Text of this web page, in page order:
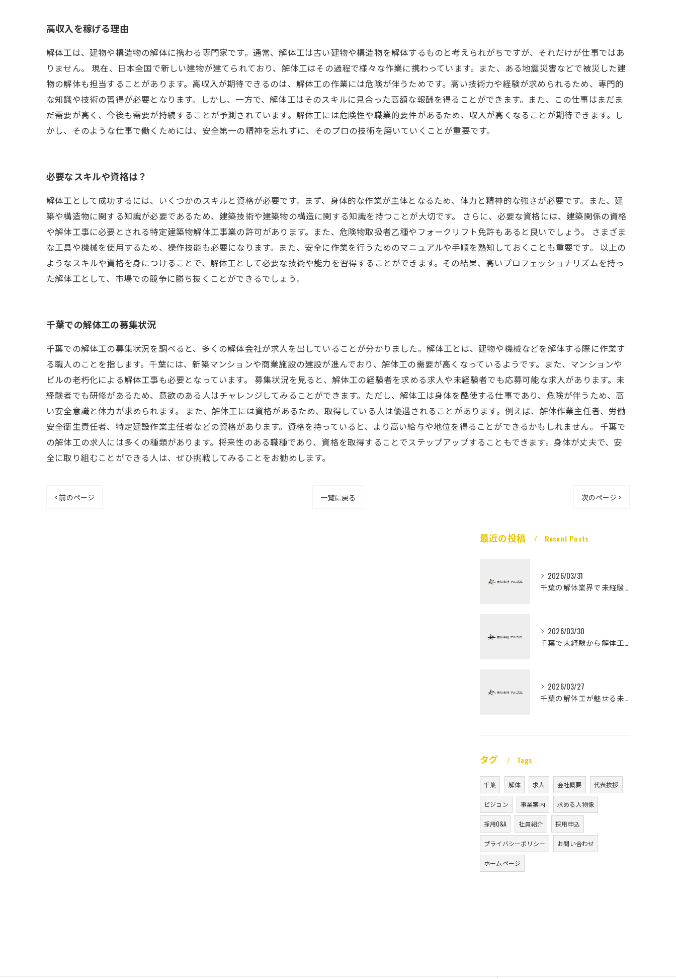
高収入を稼げる理由
解体工は、建物や構造物の解体に携わる専門家です。通常、解体工は古い建物や構造物を解体するものと考えられがちですが、それだけが仕事ではあ
りません。 現在、日本全国で新しい建物が建てられており、解体工はその過程で様々な作業に携わっています。また、ある地震災害などで被災した建
物の解体も担当することがあります。高収入が期待できるのは、解体工の作業には危険が伴うためです。高い技術力や経験が求められるため、専門的
な知識や技術の習得が必要となります。しかし、一方で、解体工はそのスキルに見合った高額な報酬を得ることができます。また、この仕事はまだま
だ需要が高く、今後も需要が持続することが予測されています。解体工には危険性や職業的要件があるため、収入が高くなることが期待できます。し
かし、そのような仕事で働くためには、安全第一の精神を忘れずに、そのプロの技術を磨いていくことが重要です。
必要なスキルや資格は？
解体工として成功するには、いくつかのスキルと資格が必要です。まず、身体的な作業が主体となるため、体力と精神的な強さが必要です。また、建
築や構造物に関する知識が必要であるため、建築技術や建築物の構造に関する知識を持つことが大切です。 さらに、必要な資格には、建築関係の資格
や解体工事に必要とされる特定建築物解体工事業の許可があります。また、危険物取扱者乙種やフォークリフト免許もあると良いでしょう。 さまざま
な工具や機械を使用するため、操作技能も必要になります。また、安全に作業を行うためのマニュアルや手順を熟知しておくことも重要です。 以上の
ようなスキルや資格を身につけることで、解体工として必要な技術や能力を習得することができます。その結果、高いプロフェッショナリズムを持っ
た解体工として、市場での競争に勝ち抜くことができるでしょう。
千葉での解体工の募集状況
千葉での解体工の募集状況を調べると、多くの解体会社が求人を出していることが分かりました。解体工とは、建物や機械などを解体する際に作業す
る職人のことを指します。千葉には、新築マンションや商業施設の建設が進んでおり、解体工の需要が高くなっているようです。また、マンションや
ビルの老朽化による解体工事も必要となっています。 募集状況を見ると、解体工の経験者を求める求人や未経験者でも応募可能な求人があります。未
経験者でも研修があるため、意欲のある人はチャレンジしてみることができます。ただし、解体工は身体を酷使する仕事であり、危険が伴うため、高
い安全意識と体力が求められます。 また、解体工には資格があるため、取得している人は優遇されることがあります。例えば、解体作業主任者、労働
安全衛生責任者、特定建設作業主任者などの資格があります。資格を持っていると、より高い給与や地位を得ることができるかもしれません。 千葉で
の解体工の求人には多くの種類があります。将来性のある職種であり、資格を取得することでステップアップすることもできます。身体が丈夫で、安
全に取り組むことができる人は、ぜひ挑戦してみることをお勧めします。
< 前のページ 一覧に戻る 次のページ >
最近の投稿 Recent Posts
2026/03/31
千葉の解体業界で未経験から高収入を実現
2026/03/30
千葉で未経験から解体工になる道
2026/03/27
千葉の解体工が魅せる未経験高収入
タグ Tags
千葉 解体 求人 会社概要 代表挨拶
ビジョン 事業案内 求める人物像
採用Q&A 社員紹介 採用申込
プライバシーポリシー お問い合わせ
ホームページ